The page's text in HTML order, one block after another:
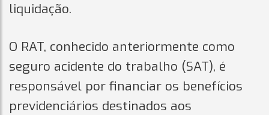
liquidação.
O RAT, conhecido anteriormente como
seguro acidente do trabalho (SAT), é
responsável por financiar os benefícios
previdenciários destinados aos